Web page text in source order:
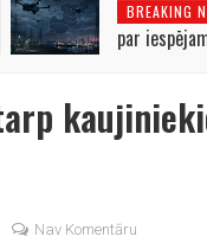
BREAKING
par
Nav Komentāru